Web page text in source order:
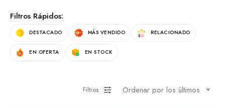
Filtros Rápidos:
DESTACADO MÁS VENDIDO RELACIONADO
EN OFERTA EN STOCK
Filtros Ordenar por los últimos